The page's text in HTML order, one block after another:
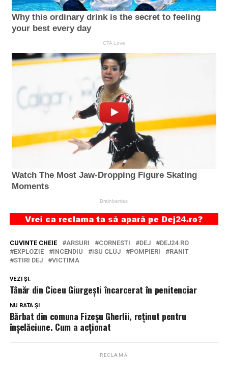
CUVINTE CHEIE ARSURI CORNESTI DEJ
DEJ24.RO
EXPLOZIE
INCENDIU ISU CLUJ POMPIERI
RANIT
STIRI DEJ
VICTIMA
VEZI ȘI:
Tânăr din Ciceu Giurgești încarcerat în penitenciar
NU RATA ȘI
Bărbat din comuna Fizeșu Gherlii, reținut pentru
înșelăciune. Cum a acționat
RECLAMĂ